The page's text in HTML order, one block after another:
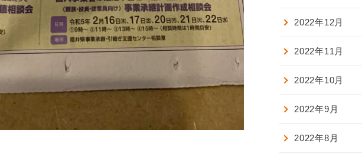
2022年12月
2022年11月
2022年10月
2022年9月
2022年8月